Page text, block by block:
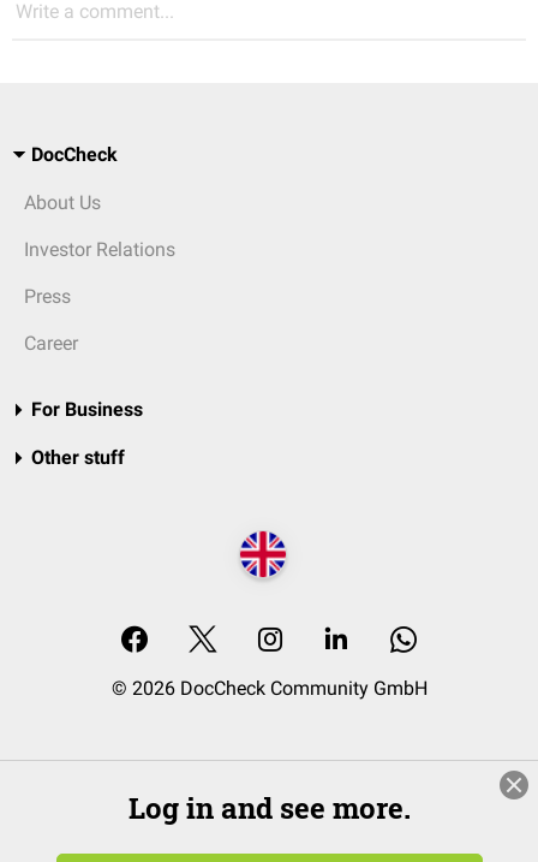
Write a comment...
DocCheck
About Us
Investor Relations
Press
Career
For Business
Other stuff
© 2026 DocCheck Community GmbH
Log in and see more.